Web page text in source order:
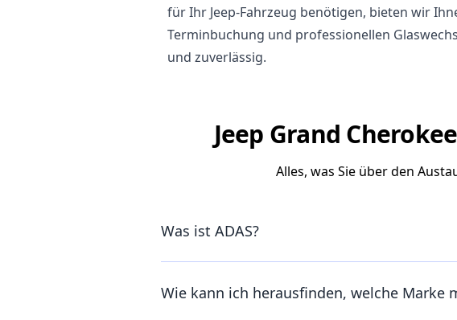
für Ihr Jeep-Fahrzeug benötigen, bieten wir
Terminbuchung und professionellen
und zuverlässig.
Jeep Grand
Alles, was Sie über den
Was ist ADAS?
Wie kann ich herausfinden, welche Marke